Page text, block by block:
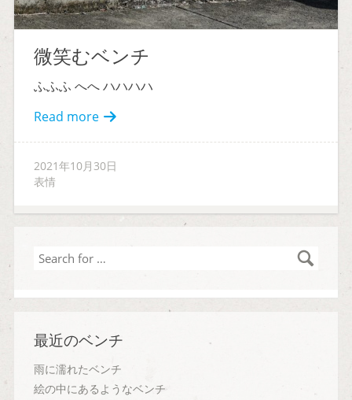
微笑むベンチ
ふふふ へへ ハハハハ
Read more
2021年10月30日
表情
Search
最近のベンチ
雨に濡れたベンチ
絵の中にあるようなベンチ